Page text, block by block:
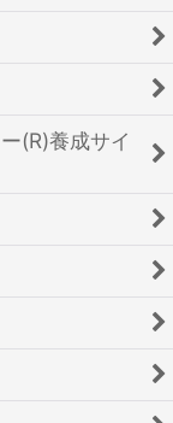
(R)養成サイ